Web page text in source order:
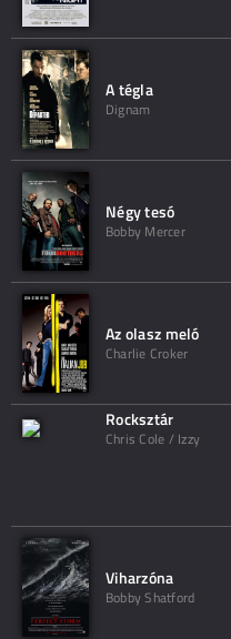
A tégla
Dignam
Négy tesó
Bobby Mercer
Az olasz meló
Charlie Croker
Rocksztár
Chris Cole / Izzy
Viharzóna
Bobby Shatford